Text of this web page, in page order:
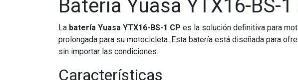
Batería Yuasa YTX16-BS-
La batería Yuasa YTX16-BS-1 CP es la solución definitiva para
prolongada para su motocicleta. Esta batería está diseñada para
sin importar las condiciones.
Características